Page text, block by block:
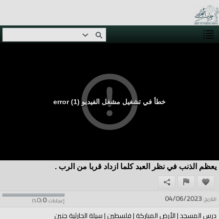
خطأ في تشغيل مشغل الفيديو (1) error
يعظم الذنب في نظر العبد كلما ازداد قربا من الرب .
إعجابات:0
(
0
%) التاريخ:04/06/2023
درس المسجد | الأرض المباركة | فلسطين | سيلة الحارثية جنين